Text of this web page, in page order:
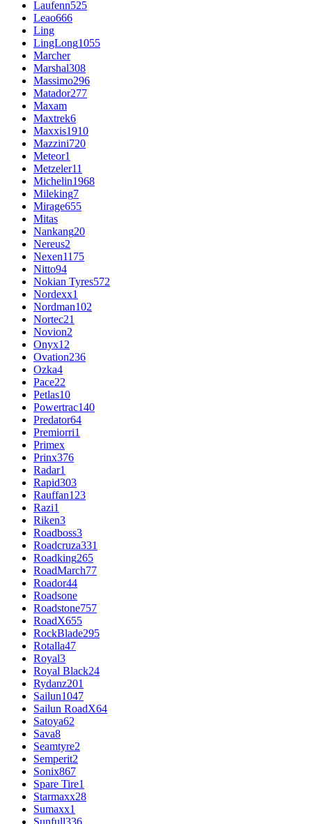
Laufenn525
Leao666
Ling
LingLong1055
Marcher
Marshal308
Massimo296
Matador277
Maxam
Maxtrek6
Maxxis1910
Mazzini720
Meteor1
Metzeler11
Michelin1968
Mileking7
Mirage655
Mitas
Nankang20
Nereus2
Nexen1175
Nitto94
Nokian Tyres572
Nordexx1
Nordman102
Nortec21
Novion2
Onyx12
Ovation236
Ozka4
Pace22
Petlas10
Powertrac140
Predator64
Premiorri1
Primex
Prinx376
Radar1
Rapid303
Rauffan123
Razi1
Riken3
Roadboss3
Roadcruza331
Roadking265
RoadMarch77
Roador44
Roadsone
Roadstone757
RoadX655
RockBlade295
Rotalla47
Royal3
Royal Black24
Rydanz201
Sailun1047
Sailun RoadX64
Satoya62
Sava8
Seamtyre2
Semperit2
Sonix867
Spare Tire1
Starmaxx28
Sumaxx1
Sunfull336